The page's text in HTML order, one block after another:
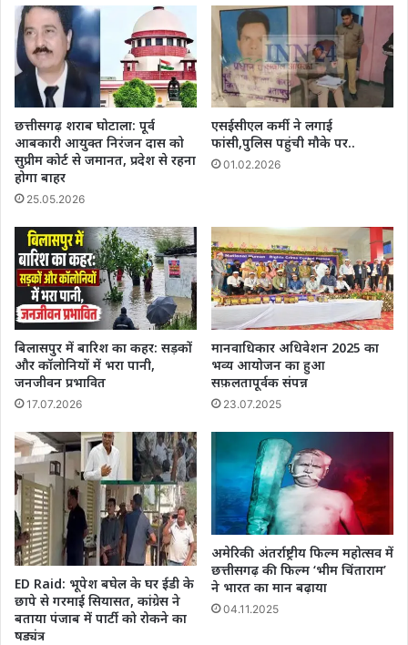
छत्तीसगढ़ शराब घोटाला: पूर्व
आबकारी आयुक्त निरंजन दास को
सुप्रीम कोर्ट से जमानत, प्रदेश से रहना
होगा बाहर
25.05.2026
एसईसीएल कर्मी ने लगाई
फांसी,पुलिस पहुंची मौके पर..
01.02.2026
बिलासपुर में बारिश का कहर: सड़कों
और कॉलोनियों में भरा पानी,
जनजीवन प्रभावित
17.07.2026
मानवाधिकार अधिवेशन 2025 का
भव्य आयोजन का हुआ
सफ़लतापूर्वक संपन्न
23.07.2025
ED Raid: भूपेश बघेल के घर ईडी के
छापे से गरमाई सियासत, कांग्रेस ने
बताया पंजाब में पार्टी को रोकने का
षड्यंत्र
अमेरिकी अंतर्राष्ट्रीय फिल्म महोत्सव में
छत्तीसगढ़ की फिल्म ‘भीम चिंताराम’
ने भारत का मान बढ़ाया
04.11.2025